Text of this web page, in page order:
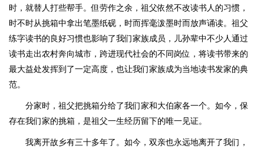
时，就替人打些帮手。但劳作之余，祖父依然不改读书人的习惯，
时不时从挑箱中拿出笔墨纸砚，时而挥毫泼墨时而放声诵读。祖父
练字读书的良好习惯也影响了我们家族成员，儿孙辈中不少人通过
读书走出农村奔向城市，跨进现代社会的不同岗位，将读书带来的
最大益处发挥到了一定高度，也让我们家族成为当地读书发家的典
范。
分家时，祖父把挑箱分给了我们家和大伯家各一个。如今，保
存在我们家的挑箱，是祖父一生经历留下的唯一见证。
我离开故乡有三十多年了。如今，双亲也永远地离开了我们，